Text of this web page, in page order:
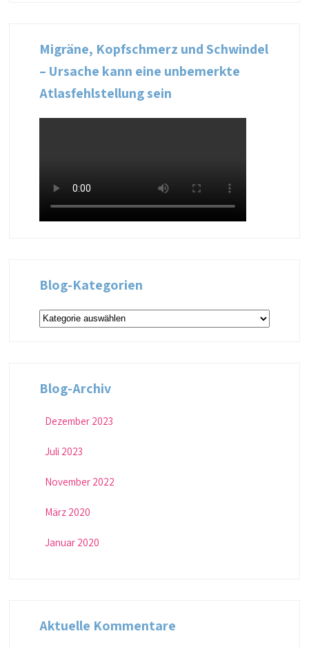
Migräne, Kopfschmerz und Schwindel
– Ursache kann eine unbemerkte
Atlasfehlstellung sein
Blog-Kategorien
Blog-
Kategorien
Blog-Archiv
Dezember 2023
Juli 2023
November 2022
März 2020
Januar 2020
Aktuelle Kommentare